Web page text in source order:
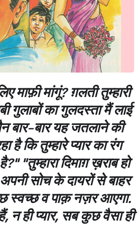
माफ़ी मांगूं? ग़लती तुम्हारी
गुलाबों का गुलदस्ता मैं लाई
बार-बार यह जतलाने की
है कि तुम्हारे प्यार का रंग
"तुम्हारा दिमाग़ ख़राब हो
सोच के दायरों से बाहर
स्वच्छ व पाक़ नज़र आएगा.
न ही प्यार, सब कुछ वैसा ही